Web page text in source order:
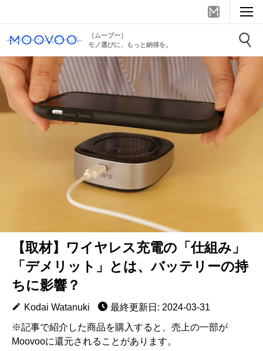
［ムーブー］
モノ選びに、もっと納得を。
【取材】ワイヤレス充電の「仕組み」
「デメリット」とは、バッテリーの持
ちに影響？
Kodai Watanuki
最終更新日: 2024-03-31
※記事で紹介した商品を購入すると、売上の一部が
Moovooに還元されることがあります。